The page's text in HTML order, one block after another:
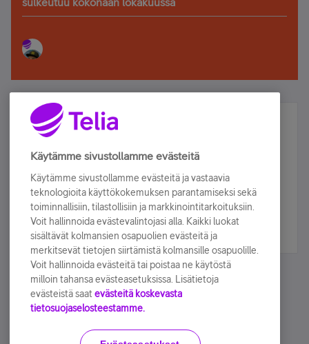
Älä jää paitsi – osallistu ja voita!
Tilaa Telian uutiskirje ja olet mukana arvonnassa.
sähköpostiisi.
Tilaa nyt
Käytämme sivustollamme evästeitä
Käytämme sivustollamme evästeitä ja vastaavia
teknologioita käyttökokemuksen parantamiseksi sekä
toiminnallisiin, tilastollisiin ja markkinointitarkoituksiin.
Voit hallinnoida evästevalintojasi alla. Kaikki luokat
sisältävät kolmansien osapuolien evästeitä ja
merkitsevät tietojen siirtämistä kolmansille osapuolille.
Voit hallinnoida evästeitä tai poistaa ne käytöstä
milloin tahansa evästeasetuksissa. Lisätietoja
evästeistä saat evästeitä koskevasta
tietosuojaselosteestamme.